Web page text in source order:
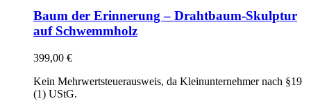
Baum der Erinnerung – Drahtbaum-Skulptur
auf Schwemmholz
399,00 €
Kein Mehrwertsteuerausweis, da Kleinunternehmer nach §19
(1) UStG.